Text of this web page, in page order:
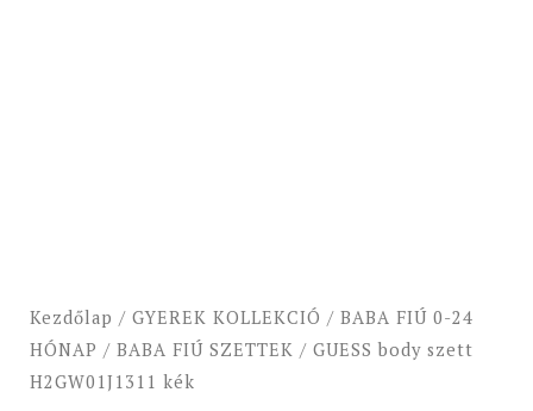
Kezdőlap / GYEREK KOLLEKCIÓ / BABA FIÚ 0-24
HÓNAP / BABA FIÚ SZETTEK / GUESS body szett
H2GW01J1311 kék